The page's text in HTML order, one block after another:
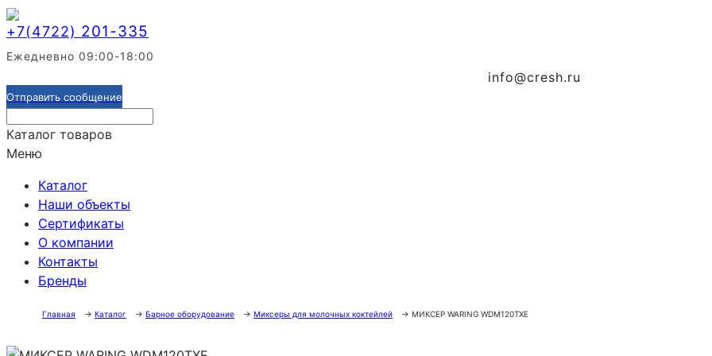
+7(4722) 201-335
Ежедневно 09:00-18:00
info@cresh.ru
Отправить сообщение
Каталог товаров
Меню
Каталог
Наши объекты
Сертификаты
О компании
Контакты
Бренды
Главная → Каталог → Барное оборудование → Миксеры для молочных коктейлей → МИКСЕР WARING WDM120TXE